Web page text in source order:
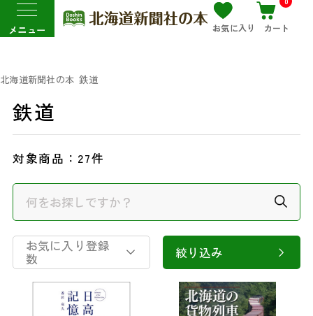
メニュー お気に入り カート
北海道新聞社の本 鉄道
鉄道
対象商品： 27件
お気に入り登録
数 絞り込み